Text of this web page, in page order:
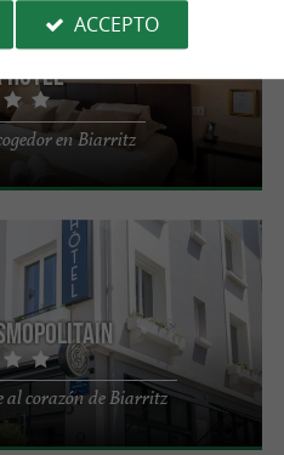
Hôtel
en Biarritz
corazón de Biarritz
ACCEPTO